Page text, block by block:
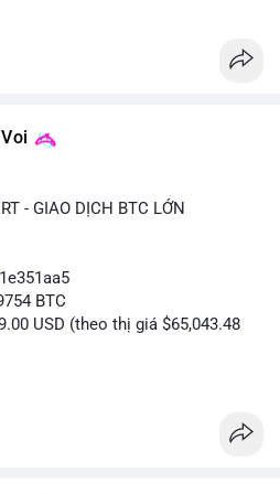
- GIAO DỊCH BTC LỚN
BTC
USD (theo thị giá $65,043.48
hơn 4.4 triệu USD được di chuyển